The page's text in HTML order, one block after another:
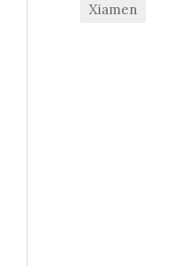
Xiamen